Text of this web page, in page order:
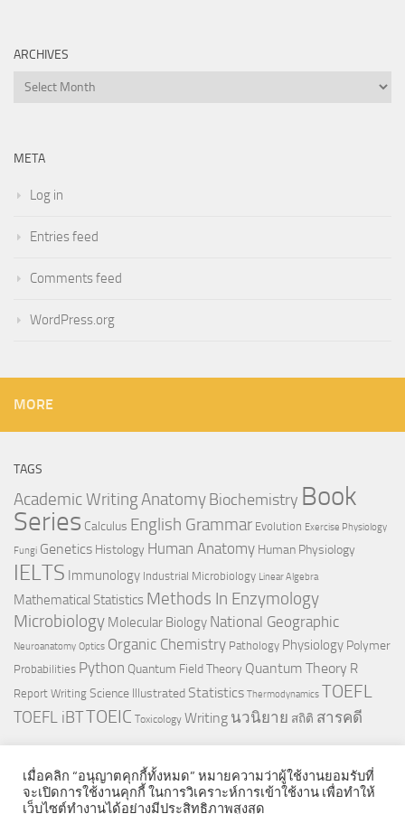
ARCHIVES
Archives
META
Log in
Entries feed
Comments feed
WordPress.org
MORE
TAGS
Academic WritingAnatomy Biochemistry Book
Series Calculus English Grammar Evolution Exercise Physiology
Fungi Genetics Histology Human Anatomy Human Physiology
IELTS Immunology Industrial Microbiology Linear Algebra
Mathematical Statistics Methods In Enzymology
Microbiology Molecular Biology National Geographic
Neuroanatomy Optics Organic Chemistry Pathology Physiology Polymer
Probabilities Python Quantum Field Theory Quantum Theory R
Report Writing Science Illustrated Statistics Thermodynamics TOEFL
TOEFL iBTTOEIC Toxicology Writing นวนิยาย สถิติ สารคดี
เมื่อคลิก “อนุญาตคุกกี้ทั้งหมด” หมายความว่าผู้ใช้งานยอมรับที่
จะเปิดการใช้งานคุกกี้ ในการวิเคราะห์การเข้าใช้งาน เพื่อทำให้
เว็บไซต์ทำงานได้อย่างมีประสิทธิภาพสูงสุด